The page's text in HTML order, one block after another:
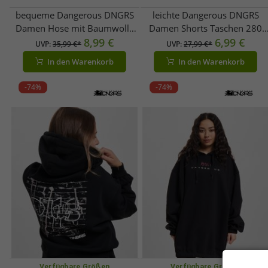
bequeme Dangerous DNGRS
Damen Hose mit Baumwolle
Schwarz/Pink
UVP:35,99 €* 8,99 €
In den Warenkorb
leichte Dangerous DNGRS
Damen Shorts Taschen 280
g/m² mit Baumwolle Schwarz
UVP:27,99 €* 6,99 €
In den Warenkorb
-74% -74%